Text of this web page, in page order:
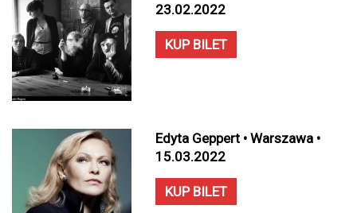
23.02.2022
KUP BILET
Edyta Geppert • Warszawa •
15.03.2022
KUP BILET